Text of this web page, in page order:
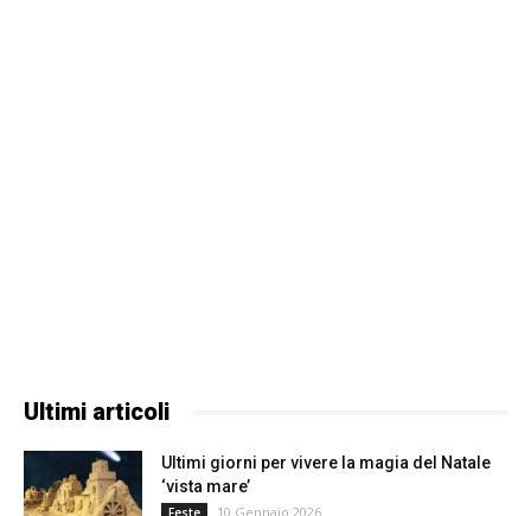
Ultimi articoli
Ultimi giorni per vivere la magia del Natale
‘vista mare’
10 Gennaio 2026